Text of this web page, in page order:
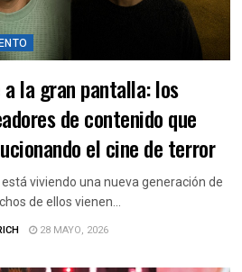
a la gran pantalla: los
de contenido que
el cine de terror
viviendo una nueva generación de
de ellos vienen...
28 MAYO, 2026